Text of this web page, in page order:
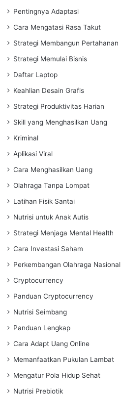
Pentingnya Adaptasi
Cara Mengatasi Rasa Takut
Strategi Membangun Pertahanan
Strategi Memulai Bisnis
Daftar Laptop
Keahlian Desain Grafis
Strategi Produktivitas Harian
Skill yang Menghasilkan Uang
Kriminal
Aplikasi Viral
Cara Menghasilkan Uang
Olahraga Tanpa Lompat
Latihan Fisik Santai
Nutrisi untuk Anak Autis
Strategi Menjaga Mental Health
Cara Investasi Saham
Perkembangan Olahraga Nasional
Cryptocurrency
Panduan Cryptocurrency
Nutrisi Seimbang
Panduan Lengkap
Cara Adapt Uang Online
Memanfaatkan Pukulan Lambat
Mengatur Pola Hidup Sehat
Nutrisi Prebiotik